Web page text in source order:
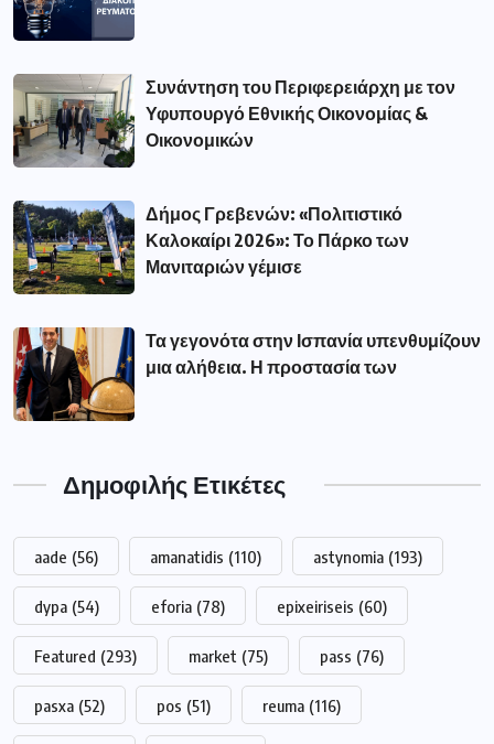
Συνάντηση του Περιφερειάρχη με τον
Υφυπουργό Εθνικής Οικονομίας &
Οικονομικών
Δήμος Γρεβενών: «Πολιτιστικό
Καλοκαίρι 2026»: Το Πάρκο των
Μανιταριών γέμισε
Τα γεγονότα στην Ισπανία υπενθυμίζουν
μια αλήθεια. Η προστασία των
Δημοφιλής Ετικέτες
aade (56) amanatidis (110) astynomia (193)
dypa (54) eforia (78) epixeiriseis (60)
Featured (293) market (75) pass (76)
pasxa (52) pos (51) reuma (116)